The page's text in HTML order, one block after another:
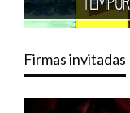
Firmas invitadas